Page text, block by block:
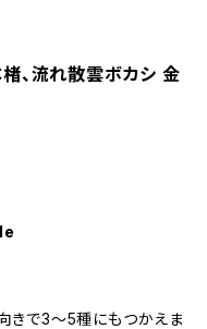
、流れ散雲ボカシ 金
きで3～5種にもつかえま